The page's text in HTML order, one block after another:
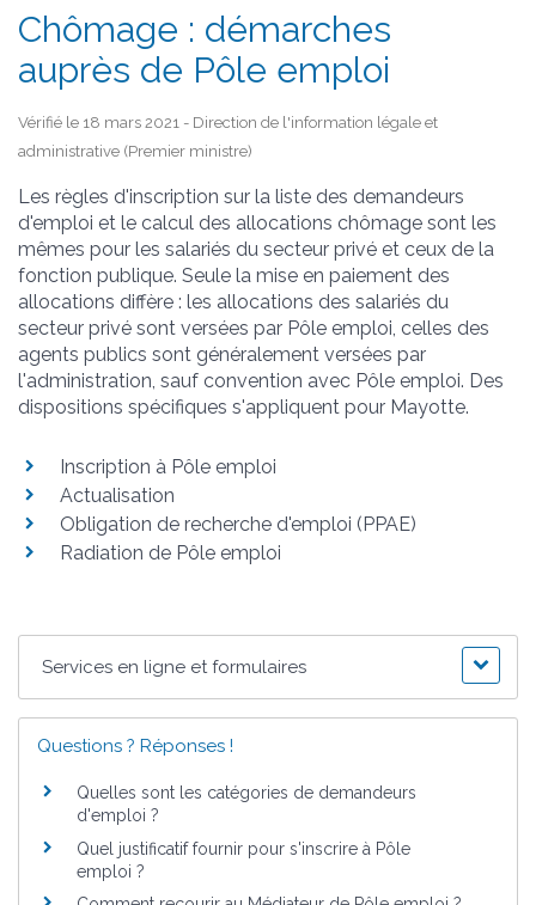
Chômage : démarches
auprès de Pôle emploi
Vérifié le 18 mars 2021 - Direction de l'information légale et
administrative (Premier ministre)
Les règles d'inscription sur la liste des demandeurs
d'emploi et le calcul des allocations chômage sont les
mêmes pour les salariés du secteur privé et ceux de la
fonction publique. Seule la mise en paiement des
allocations diffère : les allocations des salariés du
secteur privé sont versées par Pôle emploi, celles des
agents publics sont généralement versées par
l'administration, sauf convention avec Pôle emploi. Des
dispositions spécifiques s'appliquent pour Mayotte.
Inscription à Pôle emploi
Actualisation
Obligation de recherche d'emploi (PPAE)
Radiation de Pôle emploi
Services en ligne et formulaires
Questions ? Réponses !
Quelles sont les catégories de demandeurs
d'emploi ?
Quel justificatif fournir pour s'inscrire à Pôle
emploi ?